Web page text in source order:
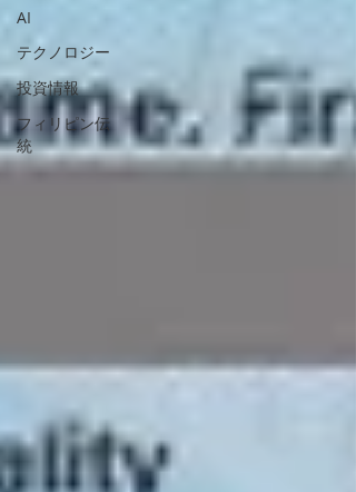
AI
テクノロジー
投資情報
フィリピン伝
統